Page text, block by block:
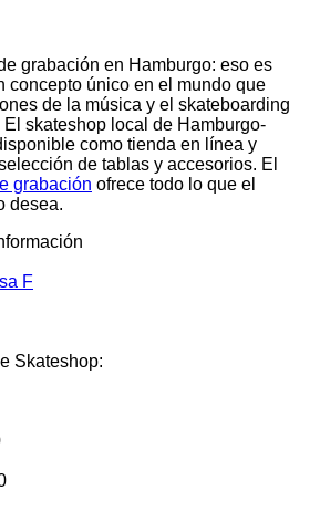
grabación en Hamburgo: eso es
concepto único en el mundo que
de la música y el skateboarding
skateshop local de Hamburgo-
como tienda en línea y
de tablas y accesorios. El
grabación ofrece todo lo que el
desea.
F
Skateshop: